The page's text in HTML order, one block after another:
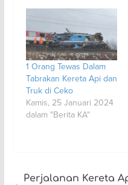
1 Orang Tewas Dalam
Tabrakan Kereta Api dan
Truk di Ceko
Kamis, 25 Januari 2024
dalam "Berita KA"
Perjalanan Kereta